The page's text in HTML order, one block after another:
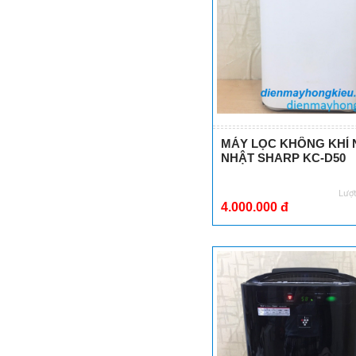
MÁY LỌC KHÔNG KHÍ
NHẬT SHARP KC-D50
4.000.000 đ